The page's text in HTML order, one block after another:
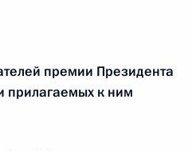
премии Президента
прилагаемых к ним